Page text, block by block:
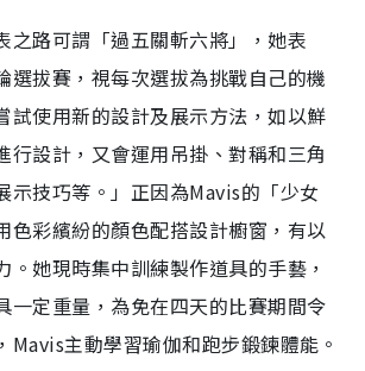
之路可謂「過五關斬六將」，她表
選拔賽，視每次選拔為挑戰自己的機
試使用新的設計及展示方法，如以鮮
行設計，又會運用吊掛、對稱和三角
示技巧等。」正因為Mavis的「少女
色彩繽紛的顏色配搭設計櫥窗，有以
。她現時集中訓練製作道具的手藝，
一定重量，為免在四天的比賽期間令
Mavis主動學習瑜伽和跑步鍛鍊體能。